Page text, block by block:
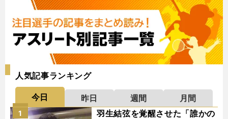
人気記事ランキング
今日 昨日 週間
月間
羽生結弦を覚醒させた「誰かの
1